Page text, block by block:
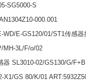
SG5000-S
AN1304Z10-000.001
WD/E-GS120/01/ST1
MH-3L/F/o/02
器 SL3010-02/GS130/
X1/GS 80/K/01